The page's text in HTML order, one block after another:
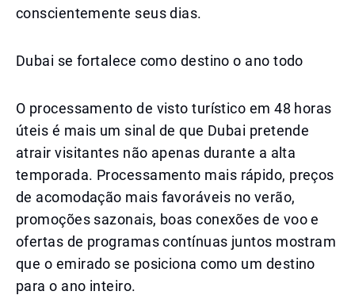
conscientemente seus dias.
Dubai se fortalece como destino o ano todo
O processamento de visto turístico em 48 horas
úteis é mais um sinal de que Dubai pretende
atrair visitantes não apenas durante a alta
temporada. Processamento mais rápido, preços
de acomodação mais favoráveis no verão,
promoções sazonais, boas conexões de voo e
ofertas de programas contínuas juntos mostram
que o emirado se posiciona como um destino
para o ano inteiro.